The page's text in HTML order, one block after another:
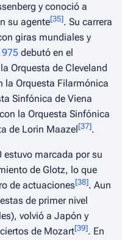
y conoció a
su agente[35]. Su carrera
giras mundiales y
debutó en el
Orquesta de Cleveland
la Orquesta Filarmónica
Sinfónica de Viena
la Orquesta Sinfónica
de Lorin Maazel[37].
marcada por su
de Glotz, lo que
de actuaciones[38]. Aun
de primer nivel
volvió a Japón y
de Mozart[39]. En